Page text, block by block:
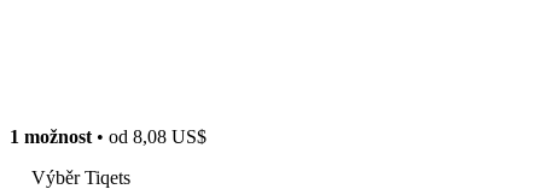
1 možnost • od 8,08 US$
Výběr Tiqets